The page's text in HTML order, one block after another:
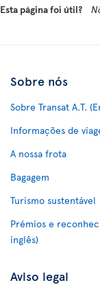
Esta página foi útil?
Sobre nós
Sobre Transat A.T.
Informações de
A nossa frota
Bagagem
Turismo sustentável
Prémios e
inglês)
Aviso legal